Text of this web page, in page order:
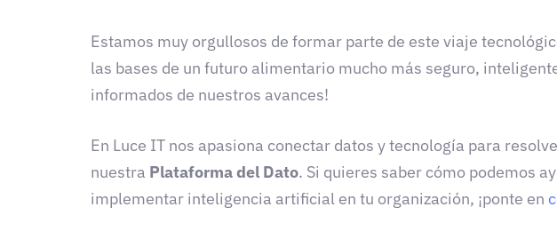
Estamos muy orgullosos de formar parte de este viaje
las bases de un futuro alimentario mucho más seguro,
informados de nuestros avances!
En Luce IT nos apasiona conectar datos y tecnología para
nuestra Plataforma del Dato. Si quieres saber cómo podemos
implementar inteligencia artificial en tu organización, ¡ponte en